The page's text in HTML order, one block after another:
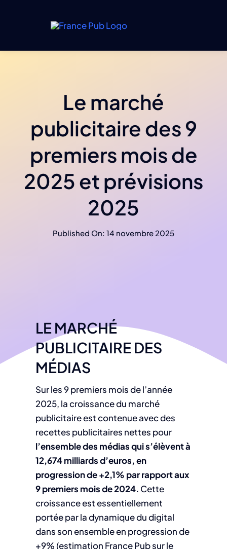
Le marché
publicitaire des 9
premiers mois de
2025 et prévisions
2025
Published On: 14 novembre 2025
LE MARCHÉ
PUBLICITAIRE DES
MÉDIAS
Sur les 9 premiers mois de l’année
2025, la croissance du marché
publicitaire est contenue avec des
recettes publicitaires nettes pour
l’ensemble des médias qui s’élèvent à
12,674 milliards d’euros, en
progression de +2,1% par rapport aux
9 premiers mois de 2024. Cette
croissance est essentiellement
portée par la dynamique du digital
dans son ensemble en progression de
+9% (estimation France Pub sur le